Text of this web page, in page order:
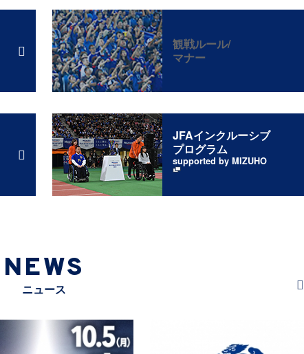
観戦ルール/
マナー
JFAインクルーシブ
プログラム
supported by MIZUHO
NEWS
ニュース